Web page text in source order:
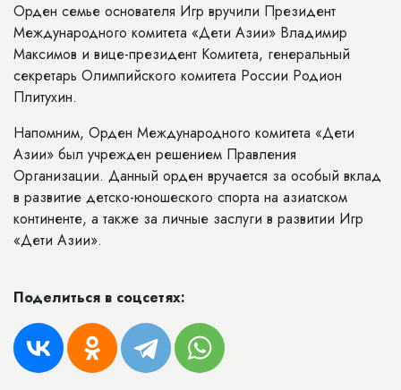
Орден семье основателя Игр вручили Президент
Международного комитета «Дети Азии» Владимир
Максимов и вице-президент Комитета, генеральный
секретарь Олимпийского комитета России Родион
Плитухин.
Напомним, Орден Международного комитета «Дети
Азии» был учрежден решением Правления
Организации. Данный орден вручается за особый вклад
в развитие детско-юношеского спорта на азиатском
континенте, а также за личные заслуги в развитии Игр
«Дети Азии».
Поделиться в соцсетях: